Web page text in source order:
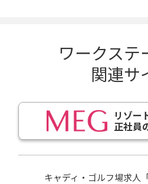
ワークステ
関連サ
リゾー
正社員
キャディ・ゴルフ場求人